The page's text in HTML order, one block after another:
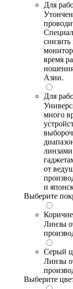
Для
снизить
время
Азии.
Для
много
от
и
Выберите
Линзы
Серый
Линзы
Выберите